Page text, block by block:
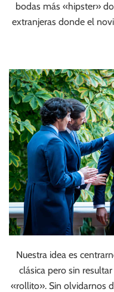
bodas más «hipster»
extranjeras donde el
Nuestra idea es
clásica pero sin
«rollito». Sin olvidarnos